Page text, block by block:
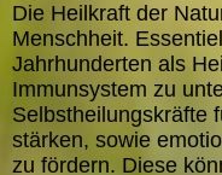
Die Heilkraft der
Menschheit.
Jahrhunderten als
Immunsystem zu
Selbstheilungskräfte
stärken, sowie
zu fördern. Diese